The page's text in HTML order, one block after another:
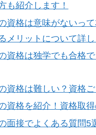
も紹介します！
資格は意味がないっ
メリットについて詳し
資格は独学でも合格
資格は難しい？資格
資格を紹介！資格取
面接でよくある質問5